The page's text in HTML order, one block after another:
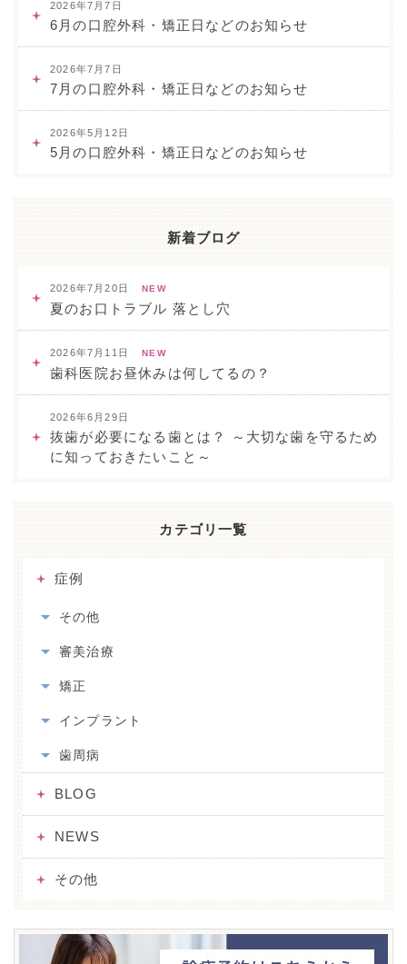
2026年7月7日
6月の口腔外科・矯正日などのお知らせ
2026年7月7日
7月の口腔外科・矯正日などのお知らせ
2026年5月12日
5月の口腔外科・矯正日などのお知らせ
新着ブログ
2026年7月20日 NEW
夏のお口トラブル 落とし穴
2026年7月11日 NEW
歯科医院お昼休みは何してるの？
2026年6月29日
抜歯が必要になる歯とは？ ～大切な歯を守るため
に知っておきたいこと～
カテゴリ一覧
症例
その他
審美治療
矯正
インプラント
歯周病
BLOG
NEWS
その他